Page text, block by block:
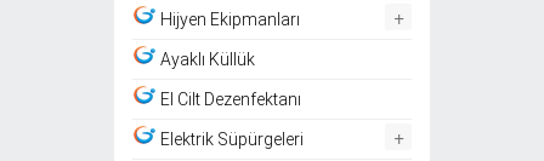
Hijyen Ekipmanları +
Ayaklı Küllük
El Cilt Dezenfektanı
Elektrik Süpürgeleri +